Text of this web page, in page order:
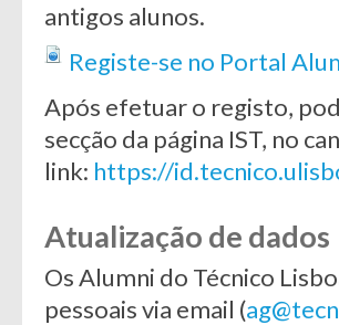
antigos alunos.
Registe-se no Portal
Após efetuar o registo,
secção da página IST, no
link: https://
Atualização de dados
Os Alumni do Técnico
pessoais via email (